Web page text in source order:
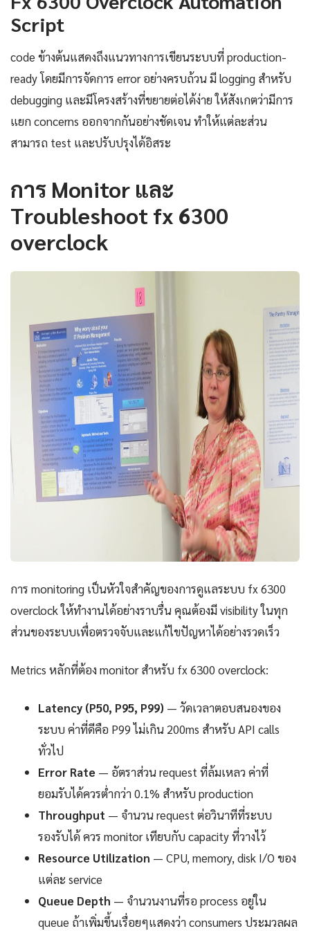
Script
code ข้างต้นแสดงถึงแนวทางการเขียนระบบที่ production-
ready โดยมีการจัดการ error อย่างครบถ้วน มี logging สำหรับ
debugging และมีโครงสร้างที่ขยายต่อได้ง่าย ให้สังเกตว่ามีการ
แยก concerns ออกจากกันอย่างชัดเจน ทำให้แต่ละส่วน
สามารถ test และปรับปรุงได้อิสระ
การ Monitor และ
Troubleshoot fx 6300
overclock
การ monitoring เป็นหัวใจสำคัญของการดูแลระบบ fx 6300
overclock ให้ทำงานได้อย่างราบรื่น คุณต้องมี visibility ในทุก
ส่วนของระบบเพื่อตรวจจับและแก้ไขปัญหาได้อย่างรวดเร็ว
Metrics หลักที่ต้อง monitor สำหรับ fx 6300 overclock:
Latency (P50, P95, P99) — วัดเวลาตอบสนองของ
ระบบ ค่าที่ดีคือ P99 ไม่เกิน 200ms สำหรับ API calls
ทั่วไป
Error Rate — อัตราส่วน request ที่ล้มเหลว ค่าที่
ยอมรับได้ควรต่ำกว่า 0.1% สำหรับ production
Throughput — จำนวน request ต่อวินาทีที่ระบบ
รองรับได้ ควร monitor เทียบกับ capacity ที่วางไว้
Resource Utilization — CPU, memory, disk I/O ของ
แต่ละ service
Queue Depth — จำนวนงานที่รอ process อยู่ใน
queue ถ้าเพิ่มขึ้นเรื่อยๆแสดงว่า consumers ประมวลผล